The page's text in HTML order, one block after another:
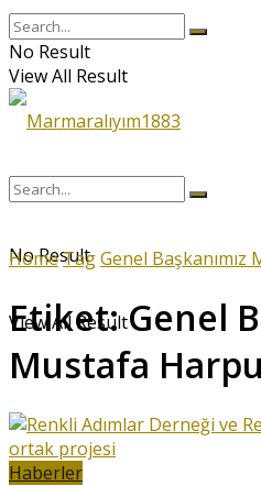
No Result
View All Result
No Result
View All Result
HomeTagGenel
Etiket:Genel
Mustafa
Haberler